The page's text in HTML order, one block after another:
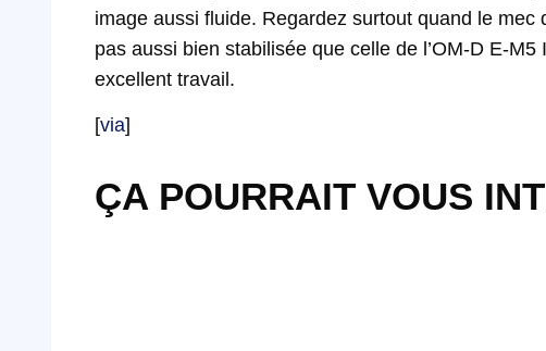
image aussi fluide. Regardez surtout quand le mec
pas aussi bien stabilisée que celle de l’OM-D E-
excellent travail.
[via]
ÇA POURRAIT VOUS